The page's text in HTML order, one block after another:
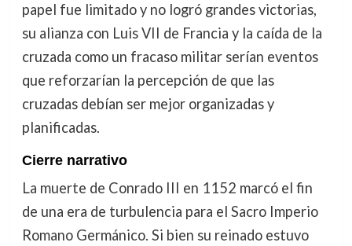
papel fue limitado y no logró grandes victorias,
su alianza con Luis VII de Francia y la caída de la
cruzada como un fracaso militar serían eventos
que reforzarían la percepción de que las
cruzadas debían ser mejor organizadas y
planificadas.
Cierre narrativo
La muerte de Conrado III en 1152 marcó el fin
de una era de turbulencia para el Sacro Imperio
Romano Germánico. Si bien su reinado estuvo